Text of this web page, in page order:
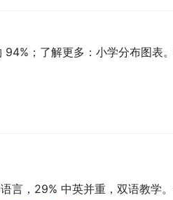
94%；了解更多：小学分布图表
言，29% 中英并重，双语教学